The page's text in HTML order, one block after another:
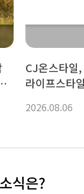
CJ온스타일
라이프스타
2026.08.06
식은?